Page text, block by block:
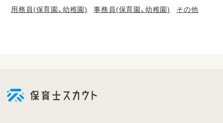
用務員(保育園、幼稚園)
事務員(保育園、幼稚園) その他
登